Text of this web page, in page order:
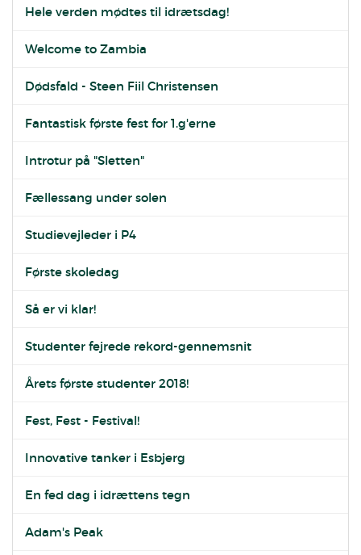
Hele verden mødtes til idrætsdag!
Welcome to Zambia
Dødsfald - Steen Fiil Christensen
Fantastisk første fest for 1.g'erne
Introtur på "Sletten"
Fællessang under solen
Studievejleder i P4
Første skoledag
Så er vi klar!
Studenter fejrede rekord-gennemsnit
Årets første studenter 2018!
Fest, Fest - Festival!
Innovative tanker i Esbjerg
En fed dag i idrættens tegn
Adam's Peak